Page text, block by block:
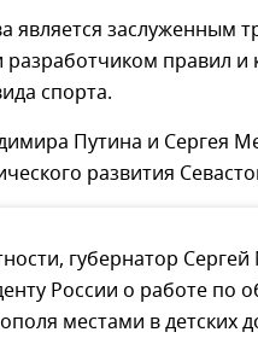
является заслуженным
разработчиком правил и
спорта.
Путина и Сергея
развития
губернатор
России о работе по
местами в детских